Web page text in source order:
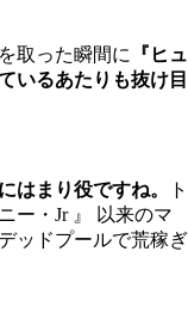
取った瞬間に
『ヒュ
いるあたりも抜け目
はまり役ですね。
ト
ー・Jr 』 以来のマ
ッドプールで荒稼ぎ